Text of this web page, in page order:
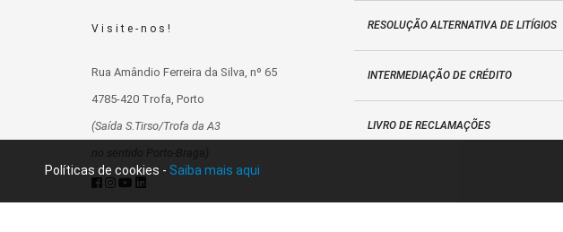
Visite-nos!
Rua Amândio Ferreira da Silva, nº 65
4785-420 Trofa, Porto
(Saída S.Tirso/Trofa da A3
RESOLUÇÃO ALTERNATIVA DE LITÍGIOS
INTERMEDIAÇÃO DE CRÉDITO
LIVRO DE RECLAMAÇÕES
Políticas de cookies - Saiba mais aqui